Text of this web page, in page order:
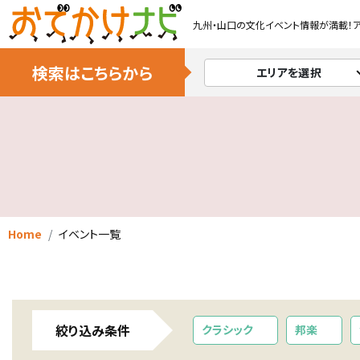
九州・山口の文化イベント情報が満載！
検索はこちらから エリアを選択
Home イベント一覧
絞り込み条件 クラシック 邦楽